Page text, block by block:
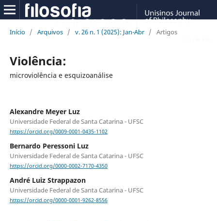
Início / Arquivos / v. 26 n. 1 (2025): Jan-Abr / Artigos
Violência:
microviolência e esquizoanálise
Alexandre Meyer Luz
Universidade Federal de Santa Catarina - UFSC
https://orcid.org/0009-0001-0435-1102
Bernardo Peressoni Luz
Universidade Federal de Santa Catarina - UFSC
https://orcid.org/0000-0002-7170-4350
André Luiz Strappazon
Universidade Federal de Santa Catarina - UFSC
https://orcid.org/0000-0001-9262-8556